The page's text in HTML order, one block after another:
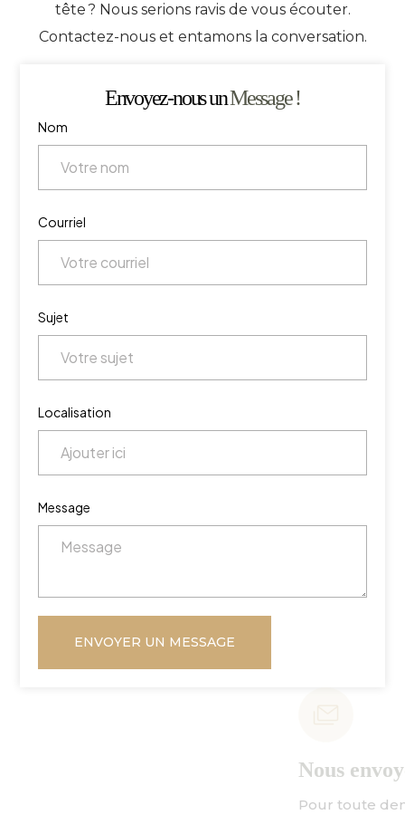
tête ? Nous serions ravis de vous écouter.
Contactez-nous et entamons la conversation.
Envoyez-nous unMessage !
Nom
Courriel
Sujet
Localisation
Message
ENVOYER UN MESSAGE
Nous envoyer un courriel
Pour toute demande de renseignements :